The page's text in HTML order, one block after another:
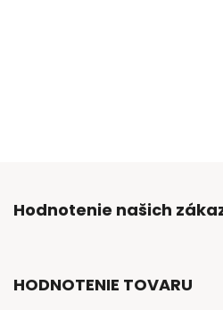
Hodnotenie našich
HODNOTENIE TOVARU